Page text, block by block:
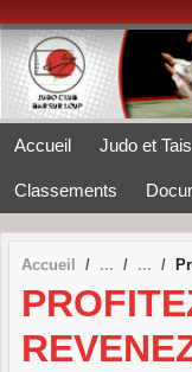
Accueil
Classements
Accueil